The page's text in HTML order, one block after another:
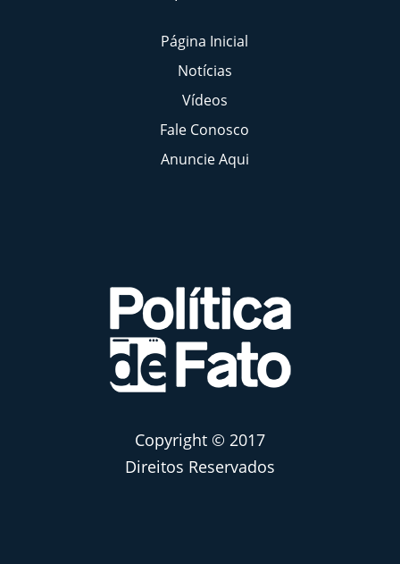
Página Inicial
Notícias
Vídeos
Fale Conosco
Anuncie Aqui
Copyright © 2017
Direitos Reservados